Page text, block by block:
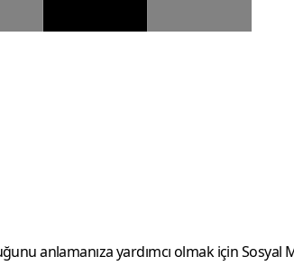
anlamanıza yardımcı olmak için